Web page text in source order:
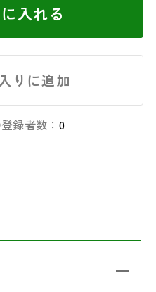
入れる
りに追加
録者数： 0